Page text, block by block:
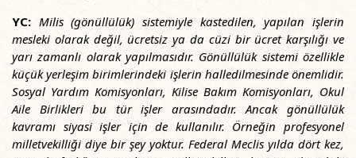
YC: Milis (gönüllülük) sistemiyle kastedilen, yapılan işlerin
mesleki olarak değil, ücretsiz ya da cüzi bir ücret karşılığı ve
yarı zamanlı olarak yapılmasıdır. Gönüllülük sistemi özellikle
küçük yerleşim birimlerindeki işlerin halledilmesinde önemlidir.
Sosyal Yardım Komisyonları, Kilise Bakım Komisyonları, Okul
Aile Birlikleri bu tür işler arasındadır. Ancak gönüllülük
kavramı siyasi işler için de kullanılır. Örneğin profesyonel
milletvekilliği diye bir şey yoktur. Federal Meclis yılda dört kez,